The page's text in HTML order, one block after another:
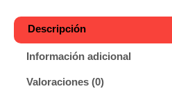
Descripción
Información adicional
Valoraciones (0)